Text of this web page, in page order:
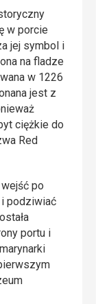
w porcie
jej symbol i
na fladze
w 1226
jest z
ciężkie do
Red
po
i podziwiać
portu i